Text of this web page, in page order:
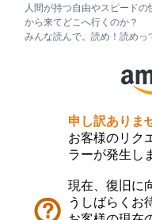
人間が持つ自由やスピード
から来てどこへ行くのか？
みんな読んで。読め！読めっ